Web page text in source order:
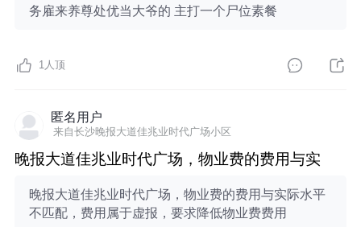
务雇来养尊处优当大爷的 主打一个尸位素餐
1人顶
匿名用户
来自长沙晚报大道佳兆业时代广场小区
晚报大道佳兆业时代广场，物业费的费用与实
晚报大道佳兆业时代广场，物业费的费用与实际水平
不匹配，费用属于虚报，要求降低物业费费用